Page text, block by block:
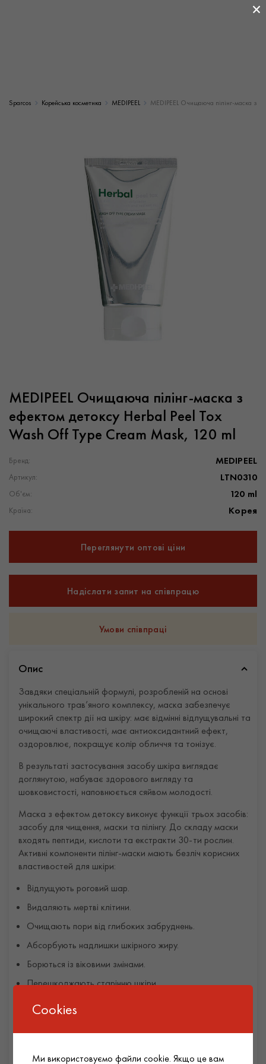
Sparcos Корейська косметика MEDIPEEL MEDIPEEL Очищаюча пілінг-маска з
MEDIPEEL Очищаюча пілінг-маска з
ефектом детоксу Herbal Peel Tox
Wash Off Type Cream Mask, 120 ml
Бренд: MEDIPEEL
Артикул: LTN0310
Об'єм: 120 ml
Країна: Корея
Переглянути оптові ціни
Надіслати запит на співпрацю
Умови співпраці
Опис
Завдяки спеціальній формулі, розробленій на основі
унікального трав’яного комплексу, маска забезпечує
широкий спектр дії на шкіру: має відмінні відлущувальні та
очищаючі властивості, має антиоксидантний ефект,
оздоровлює, покращує колір обличчя та тонізує.
В результаті застосування засобу шкіра виглядає
доглянутою, набуває здорового вигляду та
шовковистості, наповнюється сяйвом молодості.
Маска з ефектом детоксу виконує функції трьох засобів:
засобу для чищення, маски та пілінгу. До складу маски
входять пептиди, кислоти та екстракти 30-ти рослин.
Активні компоненти пілінг-маски мають безліч корисних
властивостей для шкіри:
Відлущують роговий шар.
Видаляють мертві клітини.
Очищають пори від глибоких забруднень.
Абсорбують надлишки шкірного жиру.
Борються із віковими змінами.
Перешкоджають старінню шкіри.
Знімають оксидативний стрес.
антиоксидантами.
×
Cookies
Ми використовуємо файли cookie. Якщо це вам